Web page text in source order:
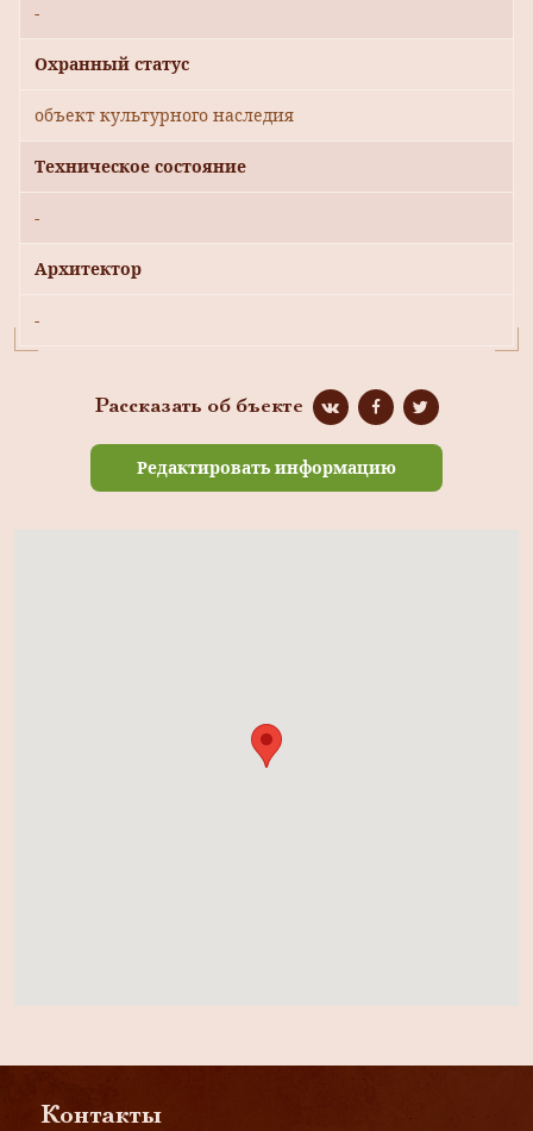
-
Охранный статус
объект культурного наследия
Техническое состояние
-
Архитектор
-
Рассказать об бъекте
Редактировать информацию
Контакты